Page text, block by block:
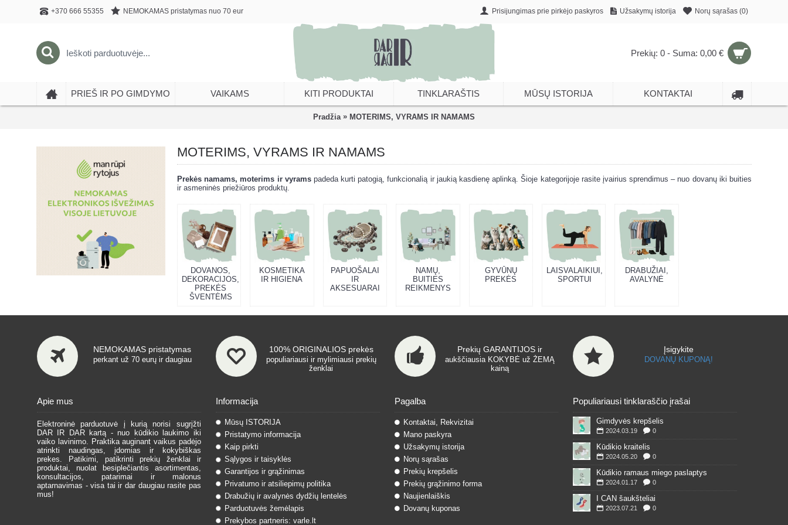
+370 666 55355 NEMOKAMAS pristatymas nuo 70 eur Prisijungimas prie pirkėjo paskyros Užsakymų istorija Norų sąrašas (0)
Prekių: 0 - Suma: 0,00 €
PRIEŠ IR PO GIMDYMO VAIKAMS KITI PRODUKTAI TINKLARAŠTIS MŪSŲ ISTORIJA KONTAKTAI
Pradžia » MOTERIMS, VYRAMS IR NAMAMS
MOTERIMS, VYRAMS IR NAMAMS
Prekės namams, moterims ir vyramspadeda kurti patogią, funkcionalią ir jaukią kasdienę aplinką. Šioje kategorijoje rasite įvairius sprendimus – nuo dovanų iki buities
ir asmeninės priežiūros produktų.
DOVANOS,
DEKORACIJOS,
PREKĖS
ŠVENTĖMS
KOSMETIKA
IR HIGIENA
PAPUOŠALAI
IR
AKSESUARAI
NAMŲ,
BUITIES
REIKMENYS
GYVŪNŲ
PREKĖS
LAISVALAIKIUI,
SPORTUI
DRABUŽIAI,
AVALYNĖ
NEMOKAMAS pristatymas
perkant už 70 eurų ir daugiau
100% ORIGINALIOS prekės
populiariausi ir mylimiausi prekių
ženklai
Prekių GARANTIJOS ir
aukščiausia KOKYBĖ už ŽEMĄ
kainą
Įsigykite
DOVANŲ KUPONĄ!
Apie mus
Elektroninė parduotuvė į kurią norisi sugrįžti
DAR IR DAR kartą - nuo kūdikio laukimo iki
vaiko lavinimo. Praktika auginant vaikus padėjo
atrinkti naudingas, įdomias ir kokybiškas
prekes. Patikimi, patikrinti prekių ženklai ir
produktai, nuolat besiplečiantis asortimentas,
konsultacijos, patarimai ir malonus
aptarnavimas - visa tai ir dar daugiau rasite pas
mus!
Informacija
Mūsų ISTORIJA
Pristatymo informacija
Kaip pirkti
Sąlygos ir taisyklės
Garantijos ir grąžinimas
Privatumo ir atsiliepimų politika
Drabužių ir avalynės dydžių lentelės
Parduotuvės žemėlapis
Prekybos partneris: varle.lt
Pagalba
Kontaktai, Rekvizitai
Mano paskyra
Užsakymų istorija
Norų sąrašas
Prekių krepšelis
Prekių grąžinimo forma
Naujienlaiškis
Dovanų kuponas
Populiariausi tinklaraščio įrašai
Gimdyvės krepšelis
2024.03.19 0
Kūdikio kraitelis
2024.05.20 0
Kūdikio ramaus miego paslaptys
2024.01.17 0
I CAN šaukšteliai
2023.07.21 0